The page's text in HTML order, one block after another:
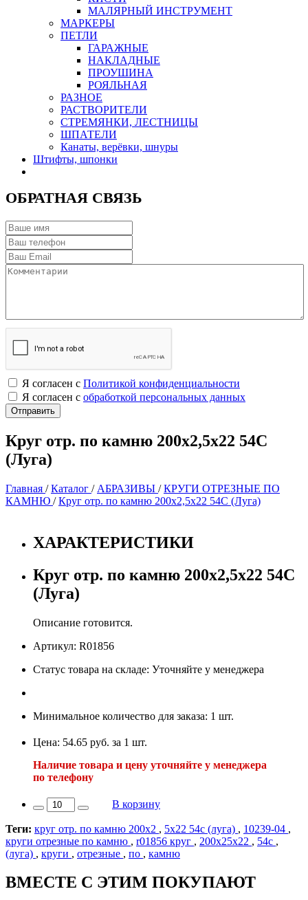
МАЛЯРНЫЙ ИНСТРУМЕНТ
МАРКЕРЫ
ПЕТЛИ
ГАРАЖНЫЕ
НАКЛАДНЫЕ
ПРОУШИНА
РОЯЛЬНАЯ
РАЗНОЕ
РАСТВОРИТЕЛИ
СТРЕМЯНКИ, ЛЕСТНИЦЫ
ШПАТЕЛИ
Канаты, верёвки, шнуры
Штифты, шпонки
ОБРАТНАЯ СВЯЗЬ
Я согласен с Политикой конфиденциальности
Я согласен с обработкой персональных данных
Круг отр. по камню 200х2,5х22 54С
(Луга)
Главная /Каталог / АБРАЗИВЫ /КРУГИ ОТРЕЗНЫЕ ПО
КАМНЮ /Круг отр. по камню 200х2,5х22 54С (Луга)
ХАРАКТЕРИСТИКИ
Круг отр. по камню 200х2,5х22 54С
(Луга)
Описание готовится.
Артикул: R01856
Статус товара на складе: Уточняйте у менеджера
Минимальное количество для заказа: 1 шт.
Цена: 54.65 руб. за 1 шт.
Наличие товара и цену уточняйте у менеджера
по телефону
В корзину
Теги: круг отр. по камню 200х2 , 5х22 54с (луга) , 10239-04 ,
круги отрезные по камню , r01856 круг , 200х25х22 , 54с ,
(луга) , круги , отрезные , по , камню
ВМЕСТЕ С ЭТИМ ПОКУПАЮТ